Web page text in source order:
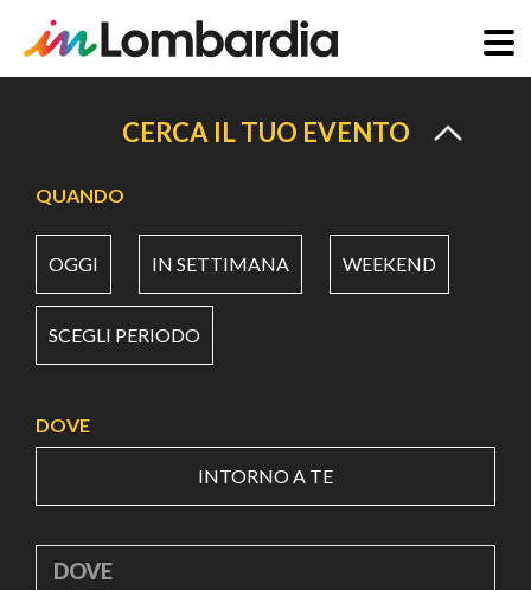
principale
CERCA IL TUO EVENTO
QUANDO
OGGI IN SETTIMANA WEEKEND
SCEGLI PERIODO
DOVE
INTORNO A TE
DOVE